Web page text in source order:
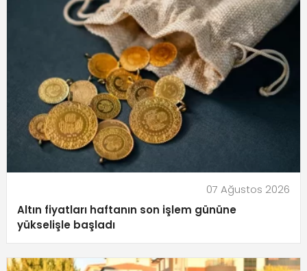
07 Ağustos 2026
Altın fiyatları haftanın son işlem gününe
yükselişle başladı